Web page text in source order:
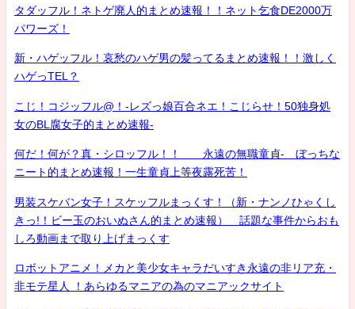
タダッフル！ネトゲ廃人的まとめ速報！！ネット乞食DE2000万
パワーズ！
新・ハゲッフル！哀愁のハゲ男の髪ってるまとめ速報！！激しく
ハゲっTEL？
こじ！コジッフル@！-レズっ娘百合ネエ！こじらせ！50独身処
女のBL腐女子的まとめ速報-
何だ！何が？真・シロッフル！！ 永遠の無職童貞- ぼっちな
ニート的まとめ速報！一生童貞上等夜露死苦！
男装スケバン女子！スケッフルまっくす！（新・ナンノひゃくし
きっ!！ビー玉のおいぬさん的まとめ速報） 話題な事件からおも
しろ動画まで取り上げまっくす
ロボットアニメ！メカと美少女キャラだいすき永遠の非リア充・
非モテ星人 ！あらゆるマニアの為のマニアックサイト